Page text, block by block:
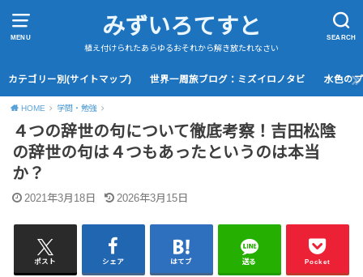
MENU SEARCH
みずいろてすと
植え付けられたあらゆるおそれから解き放たれなさい
カテゴリー別(サイトマップ) 世界一周旅ブログ：ミズイロノタビ 水色の
HOME 学問・勉強
４つの辞世の句について徹底考察！吉田松陰
の辞世の句は４つもあったというのは本当
か？
2021年3月18日 2026年3月15日
ポスト シェア はてブ 送る Pocket